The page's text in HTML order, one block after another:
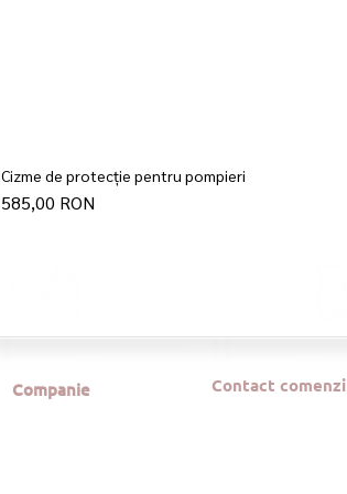
Cizme de protecție pentru pompieri
Preț
585,00 RON
Companie Contact comenzi